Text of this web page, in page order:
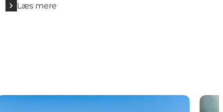
Læs mere
i Himmerlandskabet